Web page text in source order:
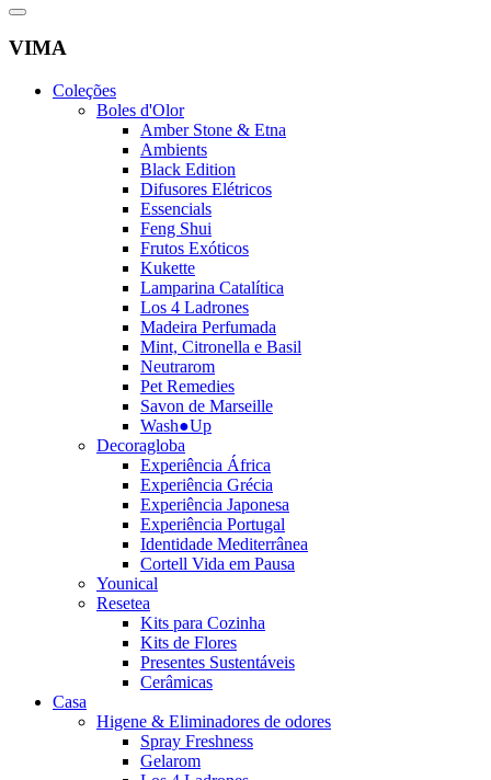
VIMA
Coleções
Boles d'Olor
Amber Stone & Etna
Ambients
Black Edition
Difusores Elétricos
Essencials
Feng Shui
Frutos Exóticos
Kukette
Lamparina Catalítica
Los 4 Ladrones
Madeira Perfumada
Mint, Citronella e Basil
Neutrarom
Pet Remedies
Savon de Marseille
Wash●Up
Decoragloba
Experiência África
Experiência Grécia
Experiência Japonesa
Experiência Portugal
Identidade Mediterrânea
Cortell Vida em Pausa
Younical
Resetea
Kits para Cozinha
Kits de Flores
Presentes Sustentáveis
Cerâmicas
Casa
Higene & Eliminadores de odores
Spray Freshness
Gelarom